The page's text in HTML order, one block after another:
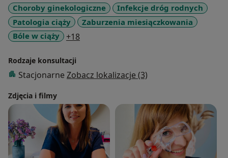
antykoncepcyjnym. Należy do Polskiego Towarzystwa
Ginekologów i Położników. Posiada certyfikaty badań
USG i Fetal Medicine Foundation (FMF).
Choroby ginekologiczne
Infekcje dróg rodnych
Patologia ciąży
Zaburzenia miesiączkowania
Bóle w ciąży
+18a11y_sr_more_diseases
Rodzaje konsultacji
Stacjonarne Zobacz lokalizacje (3)
Zdjęcia i filmy